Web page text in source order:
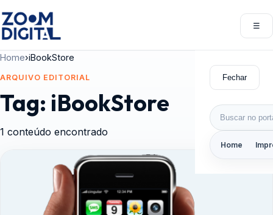
☰
Fechar
Buscar por:
Home
Home›iBookStore
ARQUIVO EDITORIAL
Tag: iBookStore
1 conteúdo encontrado